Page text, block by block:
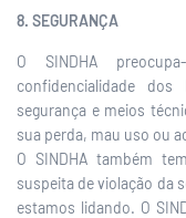
8. SEGURANÇA
O SINDHA
confidencialidade
segurança e meios
sua perda, mau uso ou
O SINDHA também
suspeita de violação da
estamos lidando. O